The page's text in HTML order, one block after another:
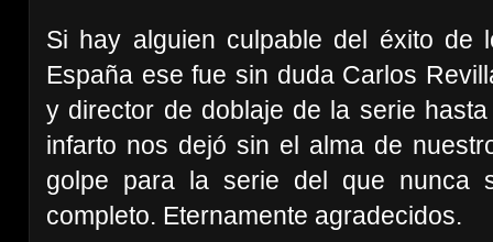
Si hay alguien culpable del éxito de
España ese fue sin duda Carlos
y director de doblaje de la serie
infarto nos dejó sin el alma de
golpe para la serie del que nunca
completo. Eternamente agradecidos.